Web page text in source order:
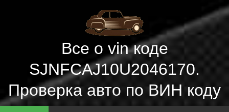
Все о vin коде
SJNFCAJ10U2046170.
Проверка авто по ВИН коду